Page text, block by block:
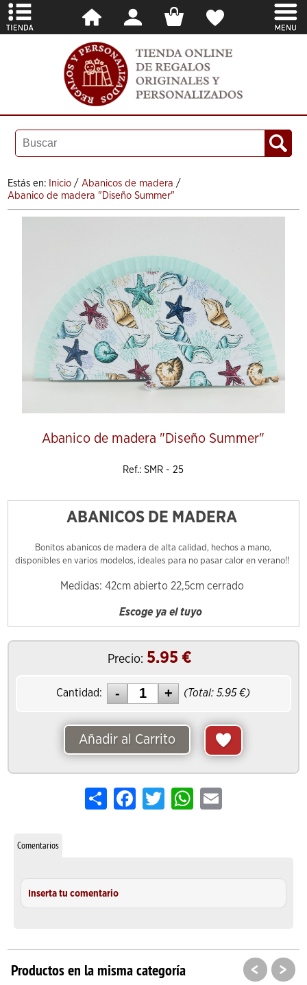
Estás en: Inicio / Abanicos de madera /
Abanico de madera "Diseño Summer"
Abanico de madera "Diseño Summer"
Ref.: SMR - 25
ABANICOS DE MADERA
Bonitos abanicos de madera de alta calidad, hechos a mano,
disponibles en varios modelos, ideales para no pasar calor en verano!!
Medidas: 42cm abierto 22,5cm cerrado
Escoge ya el tuyo
Precio: 5.95 €
Cantidad: (Total:5.95 €)
Añadir al Carrito
Share FacebookTwitterWhatsApp
Email
Comentarios
Inserta tu comentario
Productos en la misma categoría < >